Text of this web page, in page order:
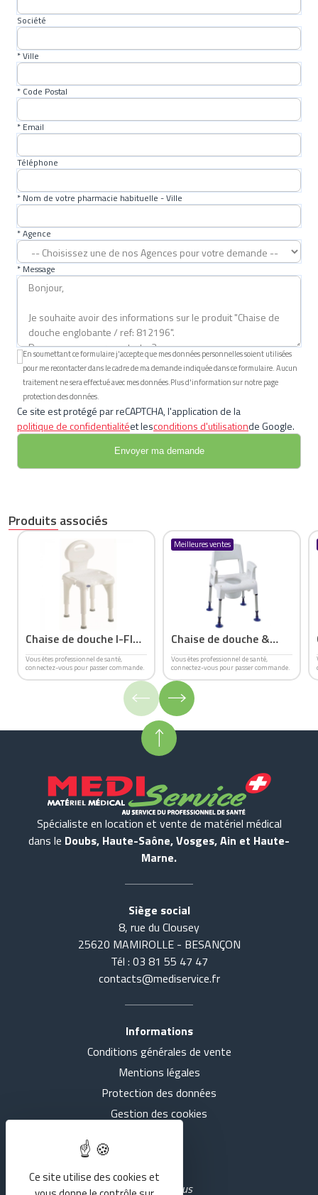
Société
* Ville
* Code Postal
* Email
Téléphone
* Nom de votre pharmacie habituelle - Ville
* Agence
* Message
En soumettant ce formulaire j'accepte que mes données personnelles soient utilisées
pour me recontacter dans le cadre de ma demande indiquée dans ce formulaire. Aucun
traitement ne sera effectué avec mes données.Plus d'information sur notre page
protection des données.
Ce site est protégé par reCAPTCHA, l'application de la
politique de confidentialitéet lesconditions d'utilisationde Google.
Produits associés
Chaise de douche I-FIT
9781 E
Vous êtes professionnel de santé,
connectez-vous pour passer commande.
Meilleures ventes
Chaise de douche &
Garde robe PICO
COMMODE
Vous êtes professionnel de santé,
connectez-vous pour passer commande.
Spécialiste en location et vente de matériel médical
dans le Doubs, Haute-Saône, Vosges, Ain et Haute-
Marne.
Siège social
8, rue du Clousey
25620 MAMIROLLE - BESANÇON
Tél : 03 81 55 47 47
contacts@mediservice.fr
Informations
Conditions générales de vente
Mentions légales
Protection des données
Gestion des cookies
Rejoignez-nous
Ce site utilise des cookies et